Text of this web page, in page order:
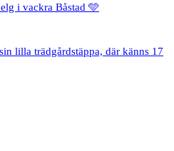
i vackra Båstad 🩵
lilla trädgårdstäppa, där känns 17